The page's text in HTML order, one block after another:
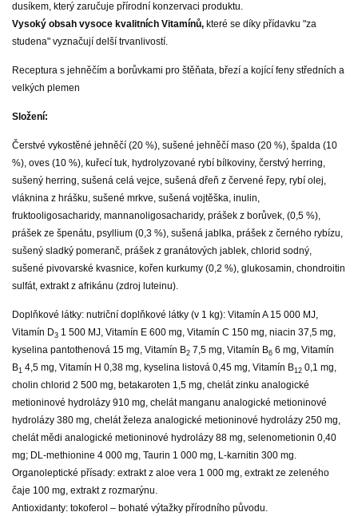
dusíkem, který zaručuje přírodní konzervaci produktu.
Vysoký obsah vysoce kvalitních Vitamínů, které se díky přídavku "za
studena" vyznačují delší trvanlivostí.
Receptura s jehněčím a borůvkami pro štěňata, březí a kojící feny středních a
velkých plemen
Složení:
Čerstvé vykostěné jehněčí (20 %), sušené jehněčí maso (20 %), špalda (10
%), oves (10 %), kuřecí tuk, hydrolyzované rybí bílkoviny, čerstvý herring,
sušený herring, sušená celá vejce, sušená dřeň z červené řepy, rybí olej,
vláknina z hrášku, sušené mrkve, sušená vojtěška, inulin,
fruktooligosacharidy, mannanoligosacharidy, prášek z borůvek, (0,5 %),
prášek ze špenátu, psyllium (0,3 %), sušená jablka, prášek z černého rybízu,
sušený sladký pomeranč, prášek z granátových jablek, chlorid sodný,
sušené pivovarské kvasnice, kořen kurkumy (0,2 %), glukosamin, chondroitin
sulfát, extrakt z afrikánu (zdroj luteinu).
Doplňkové látky: nutriční doplňkové látky (v 1 kg): Vitamín A 15 000 MJ,
Vitamín D3 1 500 MJ, Vitamín E 600 mg, Vitamín C 150 mg, niacin 37,5 mg,
kyselina pantothenová 15 mg, Vitamín B2 7,5 mg, Vitamín B6 6 mg, Vitamín
B1 4,5 mg, Vitamín H 0,38 mg, kyselina listová 0,45 mg, Vitamín B12 0,1 mg,
cholin chlorid 2 500 mg, betakaroten 1,5 mg, chelát zinku analogické
metioninové hydrolázy 910 mg, chelát manganu analogické metioninové
hydrolázy 380 mg, chelát železa analogické metioninové hydrolázy 250 mg,
chelát mědi analogické metioninové hydrolázy 88 mg, selenometionin 0,40
mg; DL-methionine 4 000 mg, Taurin 1 000 mg, L-karnitin 300 mg.
Organoleptické přísady: extrakt z aloe vera 1 000 mg, extrakt ze zeleného
čaje 100 mg, extrakt z rozmarýnu.
Antioxidanty: tokoferol – bohaté výtažky přírodního původu.